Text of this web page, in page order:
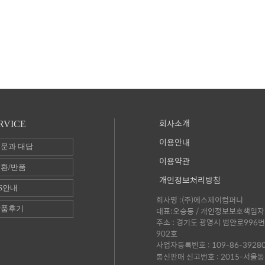
과 대답
/반품
안내
후기
회사소개
이용안내
이용약관
개인정보처리방침
회사명 :(주)에스제이컴퍼니
대표:오승동 / 개인정보보호책임
주소 : 경기도 광명시 범안로996
902호
사업자등록번호 : 109-86-
통신판매 신고번호 : 2015-서울